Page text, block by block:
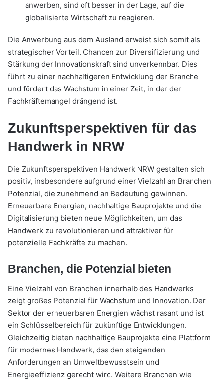
anwerben, sind oft besser in der Lage, auf die
globalisierte Wirtschaft zu reagieren.
Die Anwerbung aus dem Ausland erweist sich somit als
strategischer Vorteil. Chancen zur Diversifizierung und
Stärkung der Innovationskraft sind unverkennbar. Dies
führt zu einer nachhaltigeren Entwicklung der Branche
und fördert das Wachstum in einer Zeit, in der der
Fachkräftemangel drängend ist.
Zukunftsperspektiven für das
Handwerk in NRW
Die Zukunftsperspektiven Handwerk NRW gestalten sich
positiv, insbesondere aufgrund einer Vielzahl an Branchen
Potenzial, die zunehmend an Bedeutung gewinnen.
Erneuerbare Energien, nachhaltige Bauprojekte und die
Digitalisierung bieten neue Möglichkeiten, um das
Handwerk zu revolutionieren und attraktiver für
potenzielle Fachkräfte zu machen.
Branchen, die Potenzial bieten
Eine Vielzahl von Branchen innerhalb des Handwerks
zeigt großes Potenzial für Wachstum und Innovation. Der
Sektor der erneuerbaren Energien wächst rasant und ist
ein Schlüsselbereich für zukünftige Entwicklungen.
Gleichzeitig bieten nachhaltige Bauprojekte eine Plattform
für modernes Handwerk, das den steigenden
Anforderungen an Umweltbewusstsein und
Energieeffizienz gerecht wird. Weitere Branchen wie